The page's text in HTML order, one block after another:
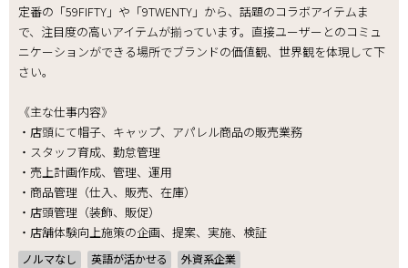
定番の「59FIFTY」や「9TWENTY」から、話題のコラボアイテムま
で、注目度の高いアイテムが揃っています。直接ユーザーとのコミュ
ニケーションができる場所でブランドの価値観、世界観を体現して下
さい。
《主な仕事内容》
・店頭にて帽子、キャップ、アパレル商品の販売業務
・スタッフ育成、勤怠管理
・売上計画作成、管理、運用
・商品管理（仕入、販売、在庫）
・店頭管理（装飾、販促）
・店舗体験向上施策の企画、提案、実施、検証
ノルマなし 英語が活かせる 外資系企業